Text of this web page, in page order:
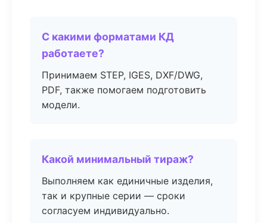
С какими форматами КД
работаете?
Принимаем STEP, IGES, DXF/DWG,
PDF, также помогаем подготовить
модели.
Какой минимальный тираж?
Выполняем как единичные изделия,
так и крупные серии — сроки
согласуем индивидуально.